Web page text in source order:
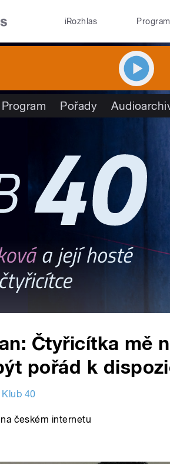
iRozhlas Program
Program Pořady
Čtyřicítka mě
pořád k
Klub 40
českém internetu